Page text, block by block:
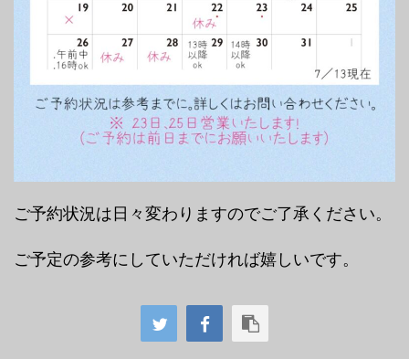
ご予約状況は日々変わりますのでご了承ください。
ご予定の参考にしていただければ嬉しいです。